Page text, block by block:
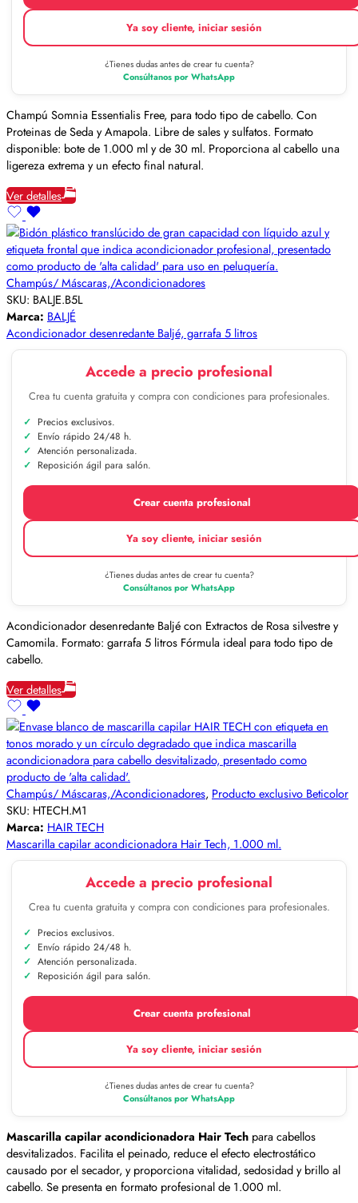
Ya soy cliente, iniciar sesión
¿Tienes dudas antes de crear tu cuenta?
Consúltanos por WhatsApp
Champú Somnia Essentialis Free, para todo tipo de cabello. Con
Proteinas de Seda y Amapola. Libre de sales y sulfatos. Formato
disponible: bote de 1.000 ml y de 30 ml. Proporciona al cabello una
ligereza extrema y un efecto final natural.
Ver detalles
Champús/ Máscaras,/Acondicionadores
SKU: BALJE.B5L
Marca: BALJÉ
Acondicionador desenredante Baljé, garrafa 5 litros
Accede a precio profesional
Crea tu cuenta gratuita y compra con condiciones para profesionales.
Precios exclusivos.
Envío rápido 24/48 h.
Atención personalizada.
Reposición ágil para salón.
Crear cuenta profesional
Ya soy cliente, iniciar sesión
¿Tienes dudas antes de crear tu cuenta?
Consúltanos por WhatsApp
Acondicionador desenredante Baljé con Extractos de Rosa silvestre y
Camomila. Formato: garrafa 5 litros Fórmula ideal para todo tipo de
cabello.
Ver detalles
Champús/ Máscaras,/Acondicionadores, Producto exclusivo Beticolor
SKU: HTECH.M1
Marca: HAIR TECH
Mascarilla capilar acondicionadora Hair Tech, 1.000 ml.
Accede a precio profesional
Crea tu cuenta gratuita y compra con condiciones para profesionales.
Precios exclusivos.
Envío rápido 24/48 h.
Atención personalizada.
Reposición ágil para salón.
Crear cuenta profesional
Ya soy cliente, iniciar sesión
¿Tienes dudas antes de crear tu cuenta?
Consúltanos por WhatsApp
Mascarilla capilar acondicionadora Hair Tech para cabellos
desvitalizados. Facilita el peinado, reduce el efecto electrostático
causado por el secador, y proporciona vitalidad, sedosidad y brillo al
cabello. Se presenta en formato profesional de 1.000 ml.